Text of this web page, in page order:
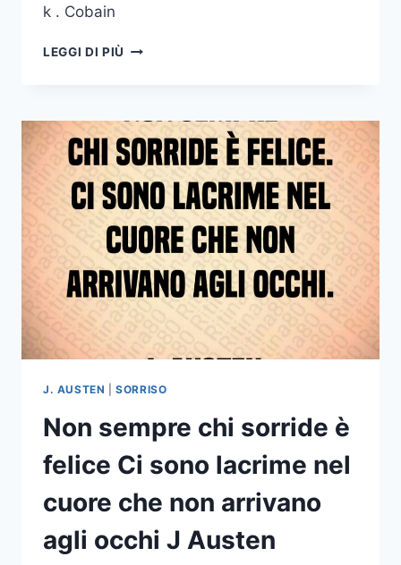
k . Cobain
LEGGI DI PIÙ SE
MOSTRASSERO
LA
MIA
ANIMA
TUTTI
GUARDANDOMI
SORRIDERE
PIANGEREBBERO
CON
ME
COBAIN
J. AUSTEN |SORRISO
Non sempre chi sorride è
felice Ci sono lacrime nel
cuore che non arrivano
agli occhi J Austen